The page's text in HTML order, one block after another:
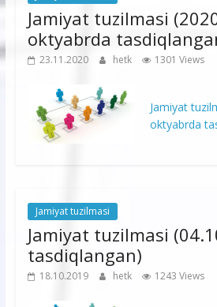
Jamiyat tuzilmasi
oktyabrda
23.11.2020 hetk 1301 Views
Jamiyat
oktyabrda
Jamiyat tuzilmasi
Jamiyat tuzilmasi
tasdiqlangan)
18.10.2019 hetk 1243 Views